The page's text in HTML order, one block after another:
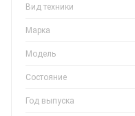
Вид техники
Марка
Модель
Состояние
Год выпуска